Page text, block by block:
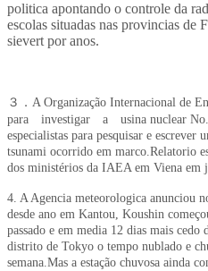
politica apontando o controle da
escolas situadas nas provincias de
sievert por anos.
３．A Organização Internacional
para investigar a usina nuclear
especialistas para pesquisar e
tsunami ocorrido em marco.Relatorio
dos ministérios da IAEA em Viena em
4. A Agencia meteorologica anunciou
desde ano em Kantou, Koushin
passado e em media 12 dias mais
distrito de Tokyo o tempo nublado e
semana.Mas a estação chuvosa ainda